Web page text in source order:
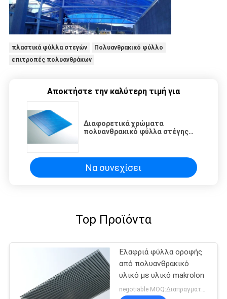
πλαστικά φύλλα στεγών
Πολυανθρακικό φύλλο
επιτροπές πολυανθράκων
Αποκτήστε την καλύτερη τιμή για
Διαφορετικά χρώματα
πολυανθρακικό φύλλα στέγης
Να συνεχίσει
Top Προϊόντα
Ελαφριά φύλλα οροφής
από πολυανθρακικό
υλικό με υλικό makrolon
negotiable MOQ:Διαπραγματεύσιμος